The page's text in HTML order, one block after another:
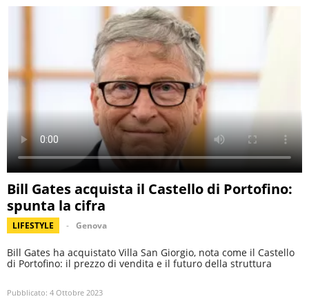
Bill Gates acquista il Castello di Portofino:
spunta la cifra
LIFESTYLE Genova
Bill Gates ha acquistato Villa San Giorgio, nota come il Castello
di Portofino: il prezzo di vendita e il futuro della struttura
Pubblicato: 4 Ottobre 2023